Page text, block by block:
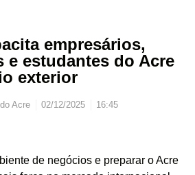
empresários,
e estudantes do Acre
exterior
Acre 02/12/2025 16:45
de negócios e preparar o Acre